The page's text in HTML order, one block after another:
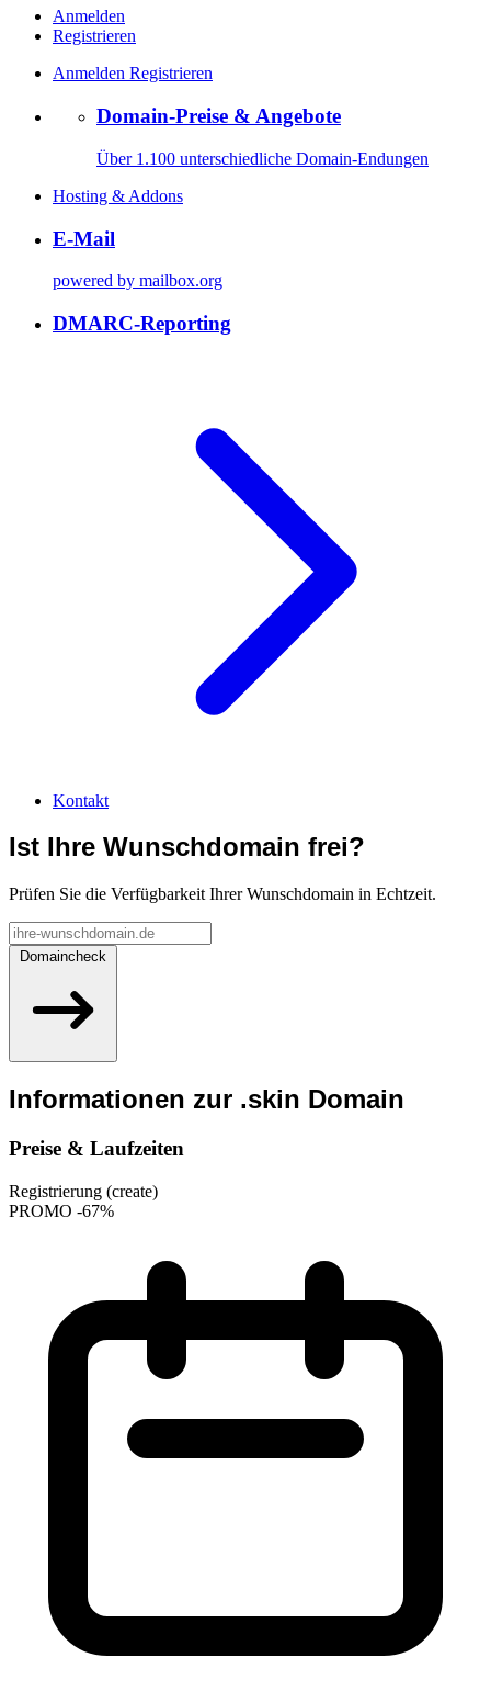
Anmelden
Registrieren
Anmelden Registrieren
Domain-Preise & Angebote
Über 1.100 unterschiedliche Domain-Endungen
Hosting & Addons
E-Mail
powered by mailbox.org
DMARC-Reporting
Kontakt
Ist Ihre Wunschdomain frei?
Prüfen Sie die Verfügbarkeit Ihrer Wunschdomain in Echtzeit.
Domaincheck
Informationen zur .skin Domain
Preise & Laufzeiten
Registrierung (create)
PROMO -67%